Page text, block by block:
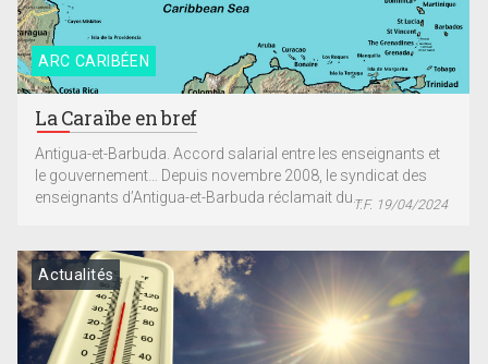
ARC CARIBÉEN
La Caraïbe en bref
Antigua-et-Barbuda. Accord salarial entre les enseignants et
le gouvernement… Depuis novembre 2008, le syndicat des
enseignants d’Antigua-et-Barbuda réclamait du...T.F. 19/04/2024
Actualités